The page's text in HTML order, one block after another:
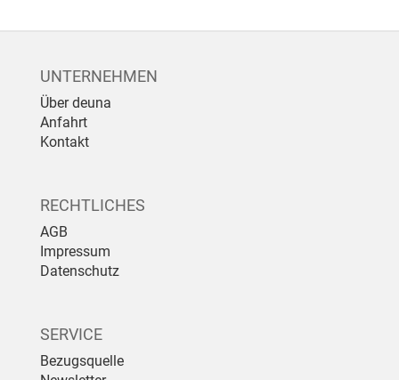
UNTERNEHMEN
Über deuna
Anfahrt
Kontakt
RECHTLICHES
AGB
Impressum
Datenschutz
SERVICE
Bezugsquelle